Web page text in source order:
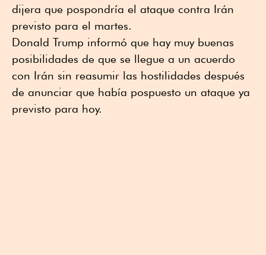
dijera que pospondría el ataque contra Irán
previsto para el martes.
Donald Trump informó que hay muy buenas
posibilidades de que se llegue a un acuerdo
con Irán sin reasumir las hostilidades después
de anunciar que había pospuesto un ataque ya
previsto para hoy.